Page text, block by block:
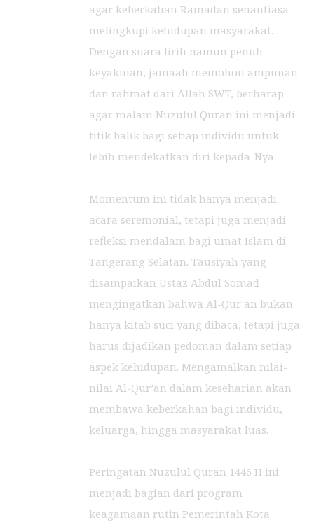
agar keberkahan Ramadan senantiasa
melingkupi kehidupan masyarakat.
Dengan suara lirih namun penuh
keyakinan, jamaah memohon ampunan
dan rahmat dari Allah SWT, berharap
agar malam Nuzulul Quran ini menjadi
titik balik bagi setiap individu untuk
lebih mendekatkan diri kepada-Nya.
Momentum ini tidak hanya menjadi
acara seremonial, tetapi juga menjadi
refleksi mendalam bagi umat Islam di
Tangerang Selatan. Tausiyah yang
disampaikan Ustaz Abdul Somad
mengingatkan bahwa Al-Qur’an bukan
hanya kitab suci yang dibaca, tetapi juga
harus dijadikan pedoman dalam setiap
aspek kehidupan. Mengamalkan nilai-
nilai Al-Qur’an dalam keseharian akan
membawa keberkahan bagi individu,
keluarga, hingga masyarakat luas.
Peringatan Nuzulul Quran 1446 H ini
menjadi bagian dari program
keagamaan rutin Pemerintah Kota